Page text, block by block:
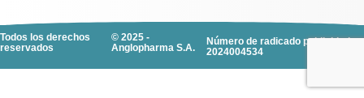
Todos los derechos
reservados
© 2025 -
Anglopharma S.A.
Número de radicado publicidad:
2024004534